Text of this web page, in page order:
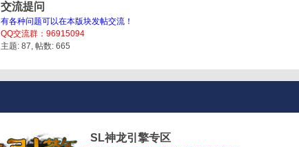
交流提问
有各种问题可以在本版块发帖交流！
QQ交流群：96915094
主题: 87, 帖数: 665
SL神龙引擎专区